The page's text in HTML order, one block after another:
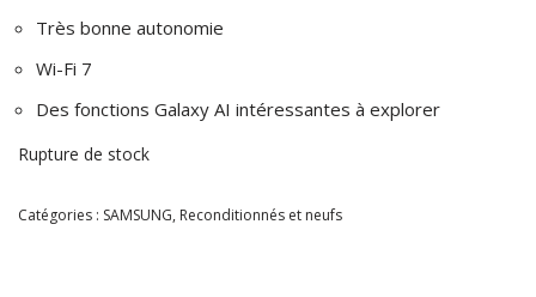
Très bonne autonomie
Wi-Fi 7
Des fonctions Galaxy AI intéressantes à explorer
Rupture de stock
Catégories : SAMSUNG, Reconditionnés et neufs